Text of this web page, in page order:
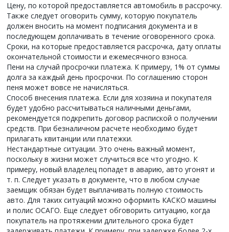
Цену, по которой предоставляется автомобиль в рассрочку.
Также следует оговорить сумму, которую покупатель
должен вносить на момент подписания документа и в
последующем доплачивать в течение оговоренного срока.
Сроки, на которые предоставляется рассрочка, дату оплаты
окончательной стоимости и ежемесячного взноса.
Пени на случай просрочки платежа. К примеру, 1% от суммы
долга за каждый день просрочки. По соглашению сторон
пеня может вовсе не начисляться.
Способ внесения платежа. Если для хозяина и покупателя
будет удобно рассчитываться наличными деньгами,
рекомендуется подкрепить договор распиской о получении
средств. При безналичном расчете необходимо будет
прилагать квитанции или платежки.
Нестандартные ситуации. Это очень важный момент,
поскольку в жизни может случиться все что угодно. К
примеру, новый владелец попадет в аварию, авто угонят и
т. п. Следует указать в документе, что в любом случае
заемщик обязан будет выплачивать полную стоимость
авто. Для таких ситуаций можно оформить КАСКО машины
и полис ОСАГО. Еще следует обговорить ситуацию, когда
покупатель на протяжении длительного срока будет